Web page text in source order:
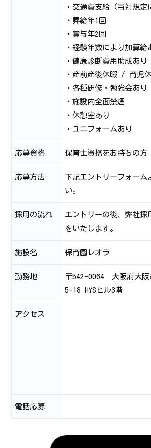
・交通費支給（当社規定
・昇給年1回
・賞与年2回
・経験年数により加算給
・健康診断費用助成あり
・産前産後休暇 / 育児
・各種研修・勉強会あり
・施設内全面禁煙
・休憩室あり
・ユニフォームあり
応募資格 保育士資格をお持ちの方
応募方法
下記エントリーフォーム
い。
採用の流れ
エントリーの後、弊社採
をいたします。
施設名 保育園レオラ
勤務地
〒542-0064 大阪府大阪
5-18 HYSビル3階
アクセス
電話応募